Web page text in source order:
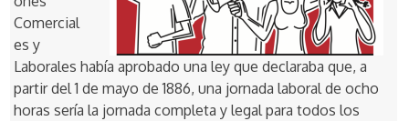
Comercial
es y
Laborales había aprobado una ley que declaraba que, a
partir del 1 de mayo de 1886, una jornada laboral de ocho
horas sería la jornada completa y legal para todos los